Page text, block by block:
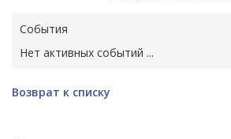
События
Нет активных событий ...
Возврат к списку